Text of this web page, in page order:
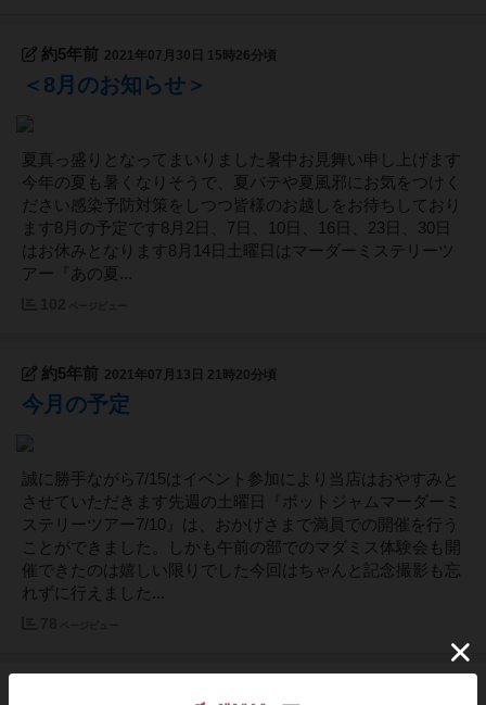
約5年前 2021年07月30日 15時26分頃
＜8月のお知らせ＞
夏真っ盛りとなってまいりました暑中お見舞い申し上げます
今年の夏も暑くなりそうで、夏バテや夏風邪にお気をつけく
ださい感染予防対策をしつつ皆様のお越しをお待ちしており
ます8月の予定です8月2日、7日、10日、16日、23日、30日
はお休みとなります8月14日土曜日はマーダーミステリーツ
アー『あの夏...
約5年前 2021年07月13日 21時20分頃
今月の予定
誠に勝手ながら7/15はイベント参加により当店はおやすみと
させていただきます先週の土曜日『ポットジャムマーダーミ
ステリーツアー7/10』は、おかげさまで満員での開催を行う
ことができました。しかも午前の部でのマダミス体験会も開
催できたのは嬉しい限りでした今回はちゃんと記念撮影も忘
れずに行えました...